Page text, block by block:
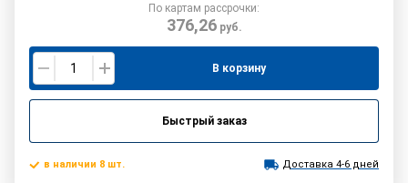
По картам рассрочки:
376,26руб.
В корзину
Быстрый заказ
в наличии 8 шт. Доставка 4-6 дней